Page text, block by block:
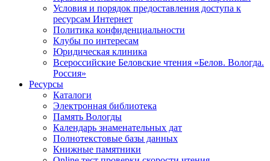
Условия и порядок предоставления доступа к
ресурсам Интернет
Политика конфиденциальности
Клубы по интересам
Юридическая клиника
Всероссийские Беловские чтения «Белов. Вологда.
Россия»
Ресурсы
Каталоги
Электронная библиотека
Память Вологды
Календарь знаменательных дат
Полнотекстовые базы данных
Книжные памятники